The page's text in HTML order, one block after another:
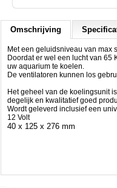
ventilatoren
uiterst
Doordat
wel
een
van
65
KUB
wordt
verplaatst
Propellorbreeze
Omschrijving
Met een geluidsniveau van max
Doordat er wel een lucht van 65
uw aquarium te koelen.
De ventilatoren kunnen los
Het geheel van de koelingsunit
degelijk en kwalitatief goed
Wordt geleverd inclusief een
12 Volt
40 x 125 x 276 mm